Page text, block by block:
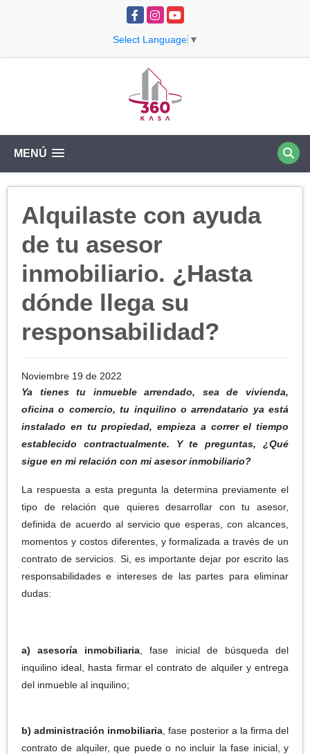
Facebook
InstagramYouTube
Select Language ▼
MENÚ
Alquilaste con ayuda
de tu asesor
inmobiliario. ¿Hasta
dónde llega su
responsabilidad?
Noviembre 19 de 2022
Ya tienes tu inmueble arrendado, sea de vivienda,
oficina o comercio, tu inquilino o arrendatario ya está
instalado en tu propiedad, empieza a correr el tiempo
establecido contractualmente. Y te preguntas, ¿Qué
sigue en mi relación con mi asesor inmobiliario?
La respuesta a esta pregunta la determina previamente el
tipo de relación que quieres desarrollar con tu asesor,
definida de acuerdo al servicio que esperas, con alcances,
momentos y costos diferentes, y formalizada a través de un
contrato de servicios. Si, es importante dejar por escrito las
responsabilidades e intereses de las partes para eliminar
dudas:
a) asesoría inmobiliaria , fase inicial de búsqueda del
inquilino ideal, hasta firmar el contrato de alquiler y entrega
del inmueble al inquilino;
b) administración inmobiliaria , fase posterior a la firma del
contrato de alquiler, que puede o no incluir la fase inicial, y